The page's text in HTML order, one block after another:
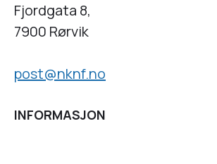
Fjordgata 8,
7900 Rørvik
post@nknf.no
INFORMASJON